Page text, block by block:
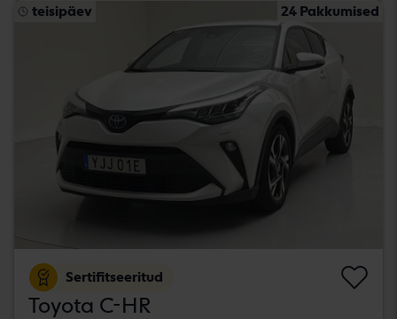
teisipäev 24 Pakkumised
Sertifitseeritud
Toyota C-HR